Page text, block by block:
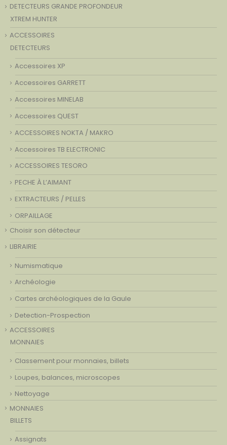
DETECTEURS GRANDE PROFONDEUR
XTREM HUNTER
ACCESSOIRES
DETECTEURS
Accessoires XP
Accessoires GARRETT
Accessoires MINELAB
Accessoires QUEST
ACCESSOIRES NOKTA / MAKRO
Accessoires TB ELECTRONIC
ACCESSOIRES TESORO
PECHE À L’AIMANT
EXTRACTEURS / PELLES
ORPAILLAGE
Choisir son détecteur
LIBRAIRIE
Numismatique
Archéologie
Cartes archéologiques de la Gaule
Detection-Prospection
ACCESSOIRES
MONNAIES
Classement pour monnaies, billets
Loupes, balances, microscopes
Nettoyage
MONNAIES
BILLETS
Assignats